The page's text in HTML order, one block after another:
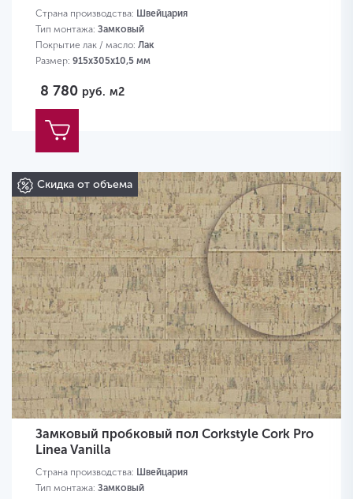
Страна производства: Швейцария
Тип монтажа: Замковый
Покрытие лак / масло: Лак
Размер: 915х305х10,5 мм
8 780 руб. м2
Скидка от объема
Замковый пробковый пол Corkstyle Cork Pro
Linea Vanilla
Страна производства: Швейцария
Тип монтажа: Замковый